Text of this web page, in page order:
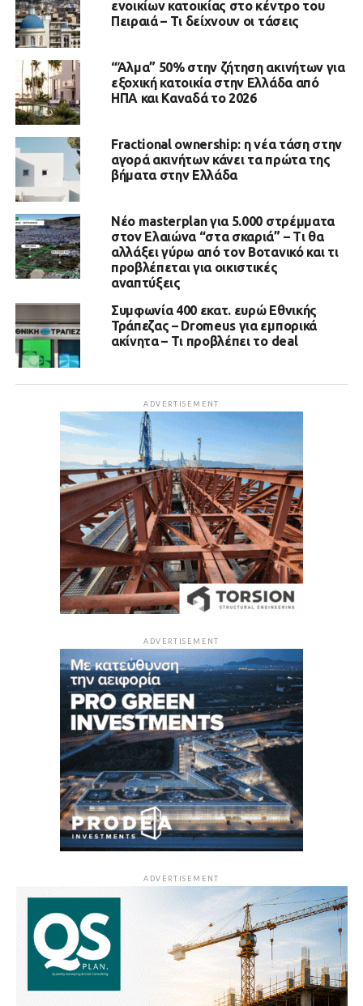
ενοικίων κατοικίας στο κέντρο του
Πειραιά – Τι δείχνουν οι τάσεις
“Άλμα” 50% στην ζήτηση ακινήτων για
εξοχική κατοικία στην Ελλάδα από
ΗΠΑ και Καναδά το 2026
Fractional ownership: η νέα τάση στην
αγορά ακινήτων κάνει τα πρώτα της
βήματα στην Ελλάδα
Νέο masterplan για 5.000 στρέμματα
στον Ελαιώνα “στα σκαριά” – Τι θα
αλλάξει γύρω από τον Βοτανικό και τι
προβλέπεται για οικιστικές
αναπτύξεις
Συμφωνία 400 εκατ. ευρώ Εθνικής
Τράπεζας – Dromeus για εμπορικά
ακίνητα – Τι προβλέπει το deal
ADVERTISEMENT
ADVERTISEMENT
ADVERTISEMENT